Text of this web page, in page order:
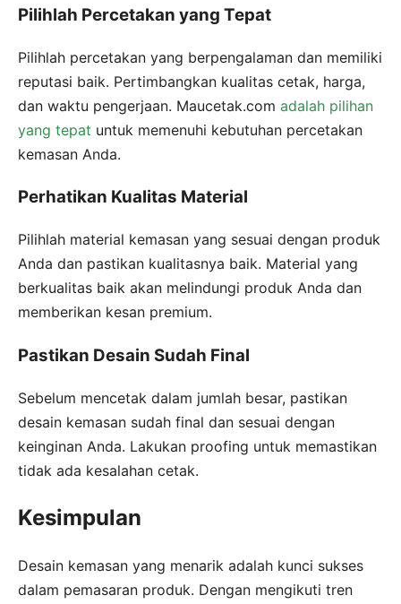
Pilihlah Percetakan yang Tepat
Pilihlah percetakan yang berpengalaman dan memiliki
reputasi baik. Pertimbangkan kualitas cetak, harga,
dan waktu pengerjaan. Maucetak.com adalah pilihan
yang tepat untuk memenuhi kebutuhan percetakan
kemasan Anda.
Perhatikan Kualitas Material
Pilihlah material kemasan yang sesuai dengan produk
Anda dan pastikan kualitasnya baik. Material yang
berkualitas baik akan melindungi produk Anda dan
memberikan kesan premium.
Pastikan Desain Sudah Final
Sebelum mencetak dalam jumlah besar, pastikan
desain kemasan sudah final dan sesuai dengan
keinginan Anda. Lakukan proofing untuk memastikan
tidak ada kesalahan cetak.
Kesimpulan
Desain kemasan yang menarik adalah kunci sukses
dalam pemasaran produk. Dengan mengikuti tren